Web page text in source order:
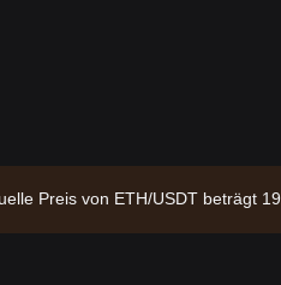
Preis von ETH/USDT beträgt